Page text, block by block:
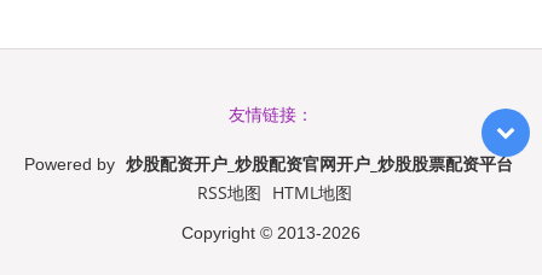
友情链接：
Powered by 炒股配资开户_炒股配资官网开户_炒股股票配资平台
RSS地图 HTML地图
Copyright © 2013-2026